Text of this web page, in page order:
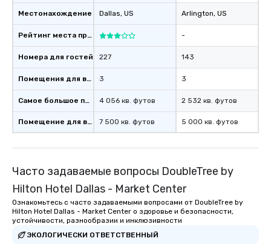
Местонахождение
Рейтинг места проведения
Номера для гостей
Помещения для встреч
Самое большое помещение
Помещение для встречи
Dallas, US
227
3
4 056 кв. футов
7 500 кв. футов
Arlington, US
-
143
3
2 532 кв. футов
5 000 кв. футов
Часто задаваемые вопросы DoubleTree by
Hilton Hotel Dallas - Market Center
Ознакомьтесь с часто задаваемыми вопросами от DoubleTree by
Hilton Hotel Dallas - Market Center о здоровье и безопасности,
устойчивости, разнообразии и инклюзивности
ЭКОЛОГИЧЕСКИ ОТВЕТСТВЕННЫЙ